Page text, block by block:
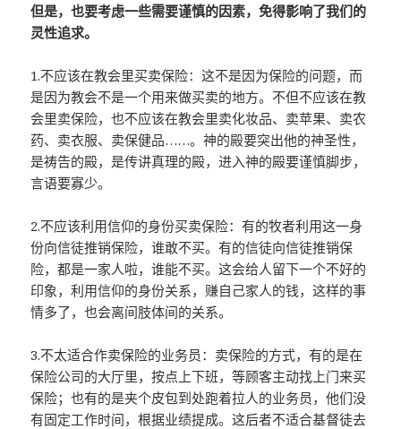
但是，也要考虑一些需要谨慎的因素，免得影响了我们的
灵性追求。
1.不应该在教会里买卖保险：这不是因为保险的问题，而
是因为教会不是一个用来做买卖的地方。不但不应该在教
会里卖保险，也不应该在教会里卖化妆品、卖苹果、卖农
药、卖衣服、卖保健品……。神的殿要突出他的神圣性，
是祷告的殿，是传讲真理的殿，进入神的殿要谨慎脚步，
言语要寡少。
2.不应该利用信仰的身份买卖保险：有的牧者利用这一身
份向信徒推销保险，谁敢不买。有的信徒向信徒推销保
险，都是一家人啦，谁能不买。这会给人留下一个不好的
印象，利用信仰的身份关系，赚自己家人的钱，这样的事
情多了，也会离间肢体间的关系。
3.不太适合作卖保险的业务员：卖保险的方式，有的是在
保险公司的大厅里，按点上下班，等顾客主动找上门来买
保险；也有的是夹个皮包到处跑着拉人的业务员，他们没
有固定工作时间，根据业绩提成。这后者不适合基督徒去